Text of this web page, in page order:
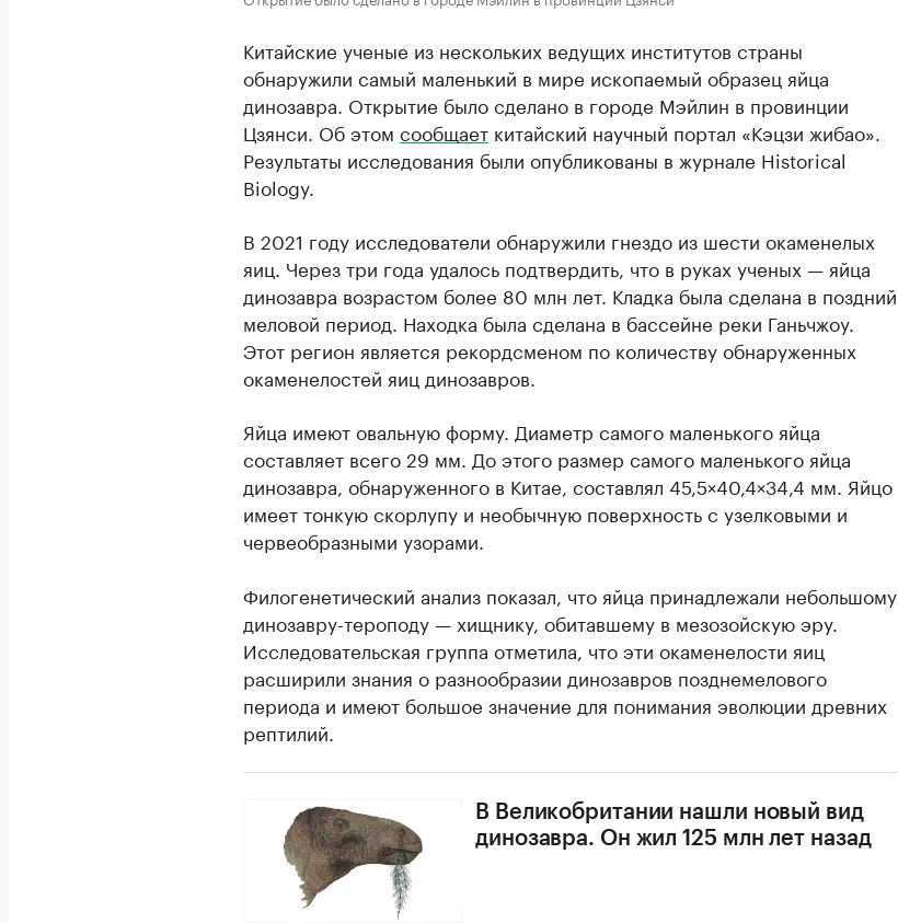
Китайские ученые из нескольких ведущих институтов страны
обнаружили самый маленький в мире ископаемый образец яйца
динозавра. Открытие было сделано в городе Мэйлин в провинции
Цзянси. Об этом сообщает китайский научный портал «Кэцзи жибао».
Результаты исследования были опубликованы в журнале Historical
Biology.
В 2021 году исследователи обнаружили гнездо из шести окаменелых
яиц. Через три года удалось подтвердить, что в руках ученых — яйца
динозавра возрастом более 80 млн лет. Кладка была сделана в поздний
меловой период. Находка была сделана в бассейне реки Ганьчжоу.
Этот регион является рекордсменом по количеству обнаруженных
окаменелостей яиц динозавров.
Яйца имеют овальную форму. Диаметр самого маленького яйца
составляет всего 29 мм. До этого размер самого маленького яйца
динозавра, обнаруженного в Китае, составлял 45,5×40,4×34,4 мм. Яйцо
имеет тонкую скорлупу и необычную поверхность с узелковыми и
червеобразными узорами.
Филогенетический анализ показал, что яйца принадлежали небольшому
динозавру-тероподу — хищнику, обитавшему в мезозойскую эру.
Исследовательская группа отметила, что эти окаменелости яиц
расширили знания о разнообразии динозавров позднемелового
периода и имеют большое значение для понимания эволюции древних
рептилий.
В Великобритании нашли новый вид
динозавра. Он жил 125 млн лет назад